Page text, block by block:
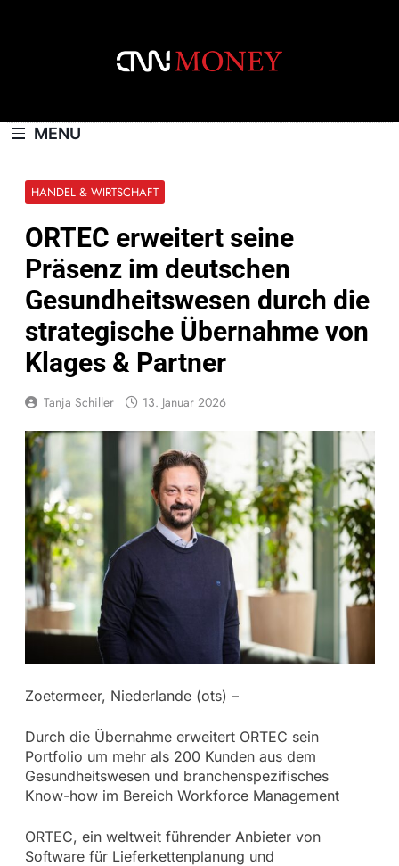
MENU
HANDEL & WIRTSCHAFT
ORTEC erweitert seine
Präsenz im deutschen
Gesundheitswesen durch die
strategische Übernahme von
Klages & Partner
Tanja Schiller 13. Januar 2026
Zoetermeer, Niederlande (ots) –
Durch die Übernahme erweitert ORTEC sein
Portfolio um mehr als 200 Kunden aus dem
Gesundheitswesen und branchenspezifisches
Know-how im Bereich Workforce Management
ORTEC, ein weltweit führender Anbieter von
Software für Lieferkettenplanung und